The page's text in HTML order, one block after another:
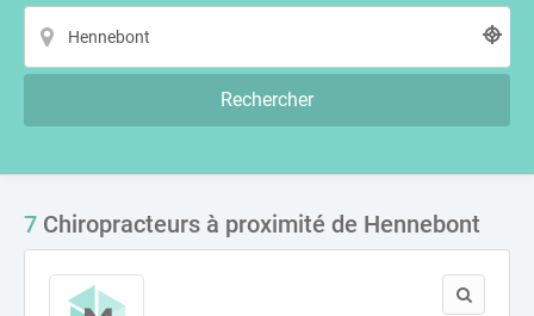
Rechercher
7 Chiropracteurs à proximité de Hennebont